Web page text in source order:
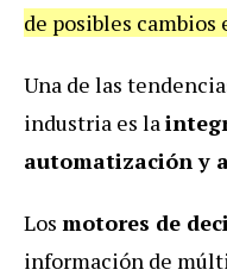
de posibles
Una de las
industria es la
automatización y
Los motores de
información de